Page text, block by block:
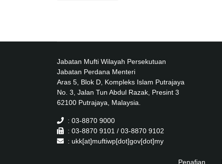
Jabatan Mufti Wilayah Persekutuan
Jabatan Perdana Menteri
Aras 5, Blok D, Kompleks Islam Putrajaya
No. 3, Jalan Tun Abdul Razak, Presint 3
62100 Putrajaya, Malaysia.
: 03-8870 9000
: 03-8870 9101 / 03-8870 9102
: ukk[at]muftiwp[dot]gov[dot]my
Penafian